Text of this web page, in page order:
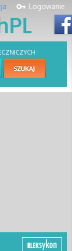
Logowanie